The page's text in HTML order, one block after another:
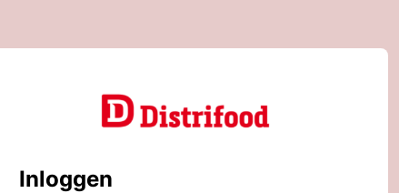
Inloggen